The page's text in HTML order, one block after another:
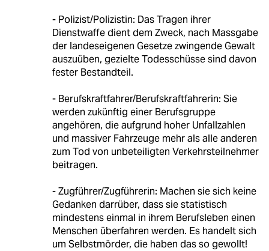
- Polizist/Polizistin: Das Tragen ihrer
Dienstwaffe dient dem Zweck, nach Massgabe
der landeseigenen Gesetze zwingende Gewalt
auszuüben, gezielte Todesschüsse sind davon
fester Bestandteil.
- Berufskraftfahrer/Berufskraftfahrerin: Sie
werden zukünftig einer Berufsgruppe
angehören, die aufgrund hoher Unfallzahlen
und massiver Fahrzeuge mehr als alle anderen
zum Tod von unbeteiligten Verkehrsteilnehmer
beitragen.
- Zugführer/Zugführerin: Machen sie sich keine
Gedanken darrüber, dass sie statistisch
mindestens einmal in ihrem Berufsleben einen
Menschen überfahren werden. Es handelt sich
um Selbstmörder, die haben das so gewollt!